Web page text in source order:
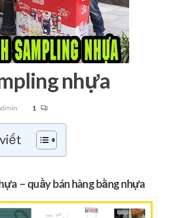
nhựa
1
– quầy bán hàng bằng nhựa